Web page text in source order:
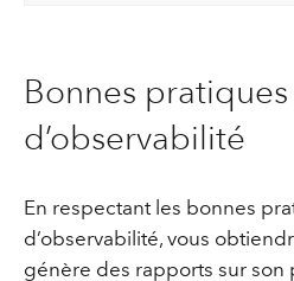
Bonnes
d’observabilité
En respectant les bonnes
d’observabilité, vous
génère des rapports sur son